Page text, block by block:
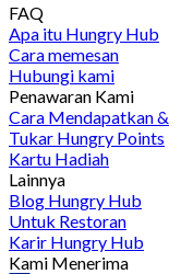
FAQ
Apa itu Hungry Hub
Cara memesan
Hubungi kami
Penawaran Kami
Cara Mendapatkan &
Tukar Hungry Points
Kartu Hadiah
Lainnya
Blog Hungry Hub
Untuk Restoran
Karir Hungry Hub
Kami Menerima